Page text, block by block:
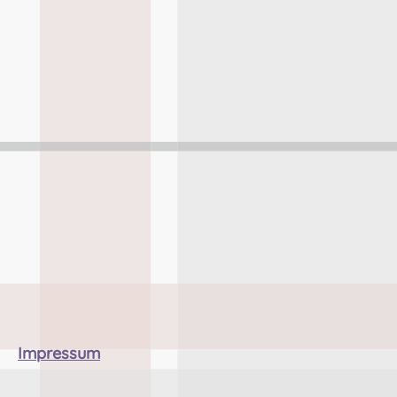
Impressum